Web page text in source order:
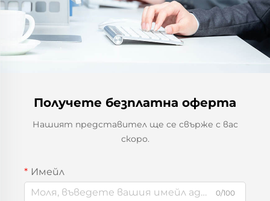
Получете безплатна оферта
Нашият представител ще се свърже с вас
скоро.
Имейл
0/100